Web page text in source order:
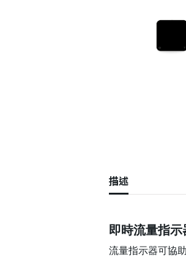
描述
即時流量指示
流量指示器可協